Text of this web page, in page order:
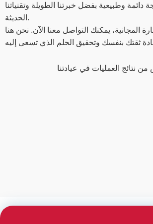
وطبيعية بفضل خبرتنا الطويلة وتقنياتنا
الحديثة.
المجانية، يمكنك التواصل معنا الآن. نحن هنا
نتائج العمليات في عيادتنا